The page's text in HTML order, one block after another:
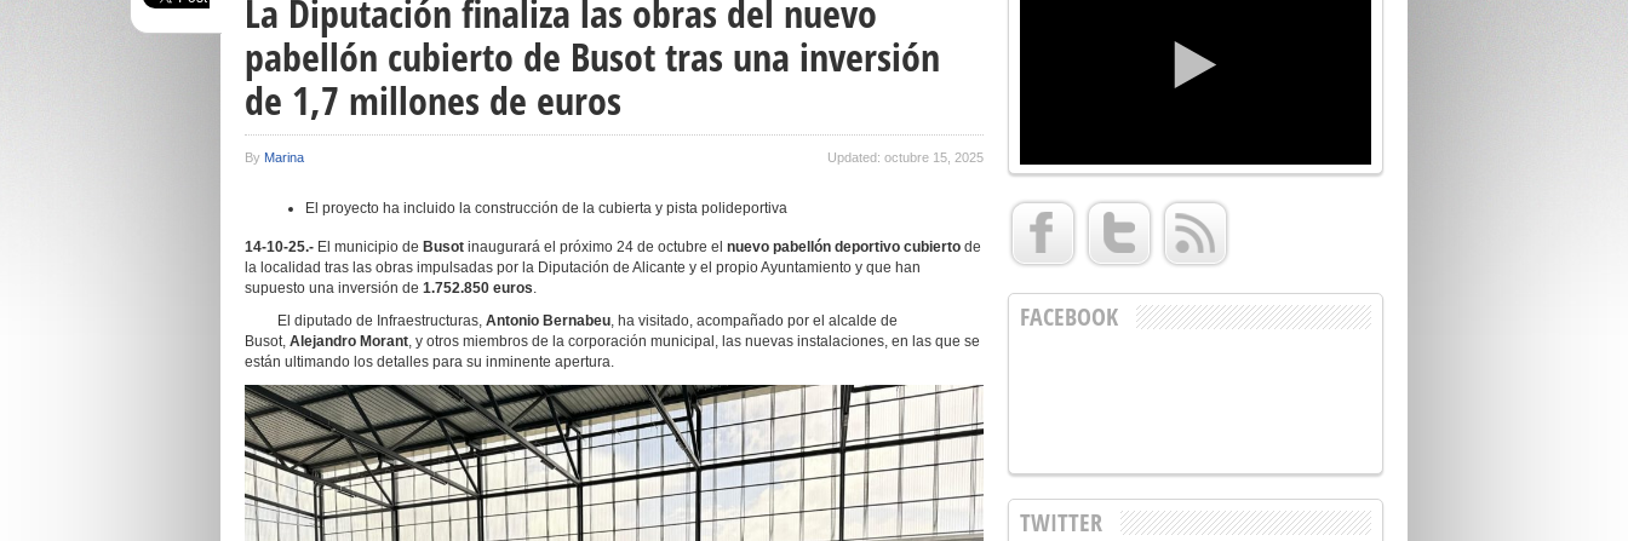
La Diputación finaliza las obras del nuevo
pabellón cubierto de Busot tras una inversión
de 1,7 millones de euros
By Marina Updated: octubre 15, 2025
El proyecto ha incluido la construcción de la cubierta y pista polideportiva
14-10-25.- El municipio de Busot inaugurará el próximo 24 de octubre el nuevo pabellón deportivo cubierto de
la localidad tras las obras impulsadas por la Diputación de Alicante y el propio Ayuntamiento y que han
supuesto una inversión de 1.752.850 euros.
El diputado de Infraestructuras, Antonio Bernabeu, ha visitado, acompañado por el alcalde de
Busot, Alejandro Morant, y otros miembros de la corporación municipal, las nuevas instalaciones, en las que se
están ultimando los detalles para su inminente apertura.
FACEBOOK
TWITTER